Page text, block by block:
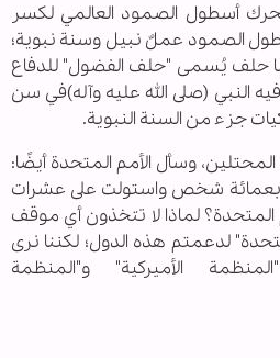
أسطول الصمود العالمي لكسر
الصمود عملٌ نبيل وسنة نبوية؛
حلف يُسمى "حلف الفضول" للدفاع
النبي (صلى الله عليه وآله)في سن
جزء من السنة النبوية.
وسأل الأمم المتحدة أيضًا:
شخص واستولت على عشرات
لماذا لا تتخذون أي موقف
لدعمتم هذه الدول؛ لكننا نرى
الأميركية" و"المنظمة